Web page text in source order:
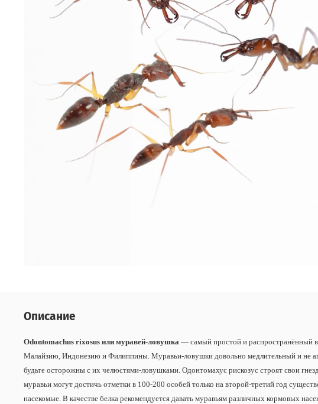
Описание
Odontomachus rixosus или муравей-ловушка — самый простой и распространённый
Малайзию, Индонезию и Филиппины. Муравьи-ловушки довольно медлительный и не
будьте осторожны с их челюстями-ловушками. Одонтомахус рискозус строят свои
муравьи могут достичь отметки в 100-200 особей только на второй-третий год
насекомые. В качестве белка рекомендуется давать муравьям различных кормовых